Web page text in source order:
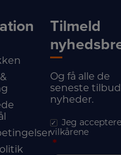
Tilmeld
Og få alle de
seneste
nyheder.
Jeg
vilkårene
*